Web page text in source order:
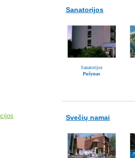
Sanatorijos
Sanatorijos
Pušynas
Svečių namai